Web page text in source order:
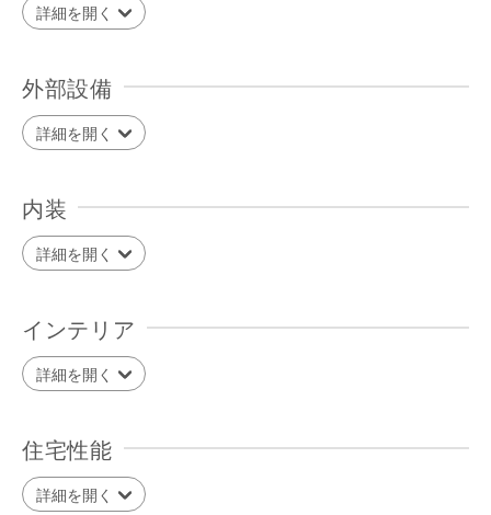
詳細を開く
外部設備
詳細を開く
内装
詳細を開く
インテリア
詳細を開く
住宅性能
詳細を開く